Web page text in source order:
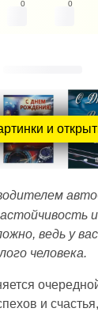
0 0
и
ведь у вас
человека.
и счастья,